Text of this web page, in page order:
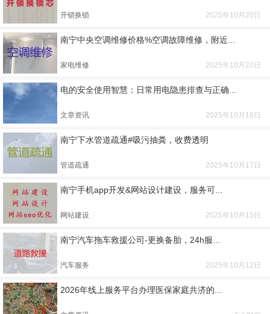
开锁换锁 2025年10月20日
南宁中央空调维修价格%空调故障维修，附近...
家电维修 2025年10月20日
电的安全使用智慧：日常用电隐患排查与正确...
文章资讯 2025年10月18日
南宁下水管道疏通#吸污抽粪，收费透明
管道疏通 2025年10月17日
南宁手机app开发&网站设计建设，服务可...
网站建设 2025年10月15日
南宁汽车拖车救援公司-更换备胎，24h服...
汽车服务 2025年10月12日
2026年线上服务平台办理医保家庭共济的...